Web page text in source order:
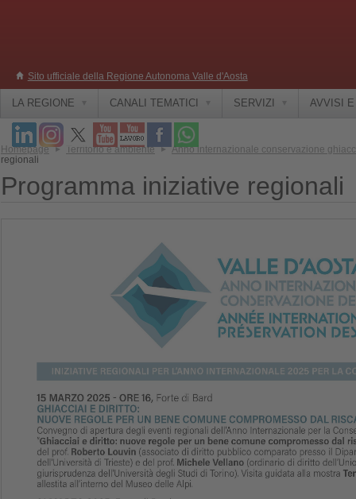
Sito ufficiale della Regione Autonoma Valle d'Aosta
LA REGIONE CANALI TEMATICI SERVIZI AVVISI
Homepage Territorio e ambiente
Anno internazionale conservazione
regionali
Programma iniziative regionali